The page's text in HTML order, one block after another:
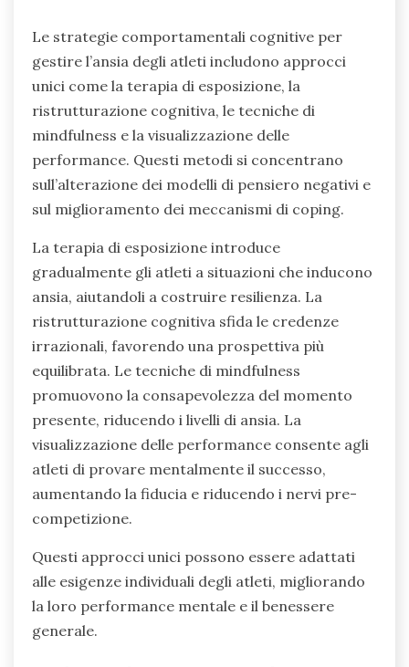
Le strategie comportamentali cognitive per
gestire l’ansia degli atleti includono approcci
unici come la terapia di esposizione, la
ristrutturazione cognitiva, le tecniche di
mindfulness e la visualizzazione delle
performance. Questi metodi si concentrano
sull’alterazione dei modelli di pensiero negativi e
sul miglioramento dei meccanismi di coping.
La terapia di esposizione introduce
gradualmente gli atleti a situazioni che inducono
ansia, aiutandoli a costruire resilienza. La
ristrutturazione cognitiva sfida le credenze
irrazionali, favorendo una prospettiva più
equilibrata. Le tecniche di mindfulness
promuovono la consapevolezza del momento
presente, riducendo i livelli di ansia. La
visualizzazione delle performance consente agli
atleti di provare mentalmente il successo,
aumentando la fiducia e riducendo i nervi pre-
competizione.
Questi approcci unici possono essere adattati
alle esigenze individuali degli atleti, migliorando
la loro performance mentale e il benessere
generale.